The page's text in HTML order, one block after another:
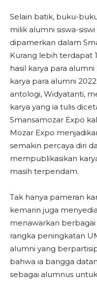
Selain batik, buku-
milik alumni siswa-
dipamerkan dalam
Kurang lebih terdapat
hasil karya para alumni
karya para alumni
antologi, Widyatanti,
karya yang ia tulis
Smansamozar Expo
Mozar Expo
semakin percaya diri
mempublikasikan
masih terpendam.
Tak hanya pameran
kemarin juga
menawarkan
rangka peningkatan
alumni yang
bahwa ia bangga
sebagai alumnus